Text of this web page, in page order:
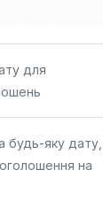
для
будь-яку дату,
на